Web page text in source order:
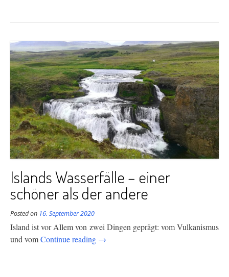
Islands Wasserfälle – einer
schöner als der andere
Posted on 16. September 2020
Island ist vor Allem von zwei Dingen geprägt: vom Vulkanismus
und vomContinue reading “Islands
→